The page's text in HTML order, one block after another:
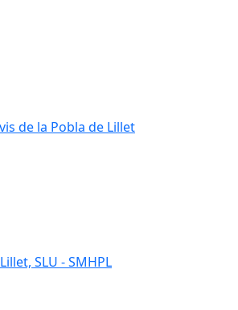
de la Pobla de Lillet
SLU - SMHPL